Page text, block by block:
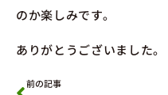
のか楽しみです。
ありがとうございました。
前の記事